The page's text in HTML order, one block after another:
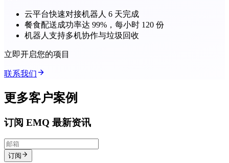
云平台快速对接机器人 6 天完成
餐食配送成功率达 99%，每小时 120 份
机器人支持多机协作与垃圾回收
立即开启您的项目
联系我们
更多客户案例
订阅 EMQ 最新资讯
订阅